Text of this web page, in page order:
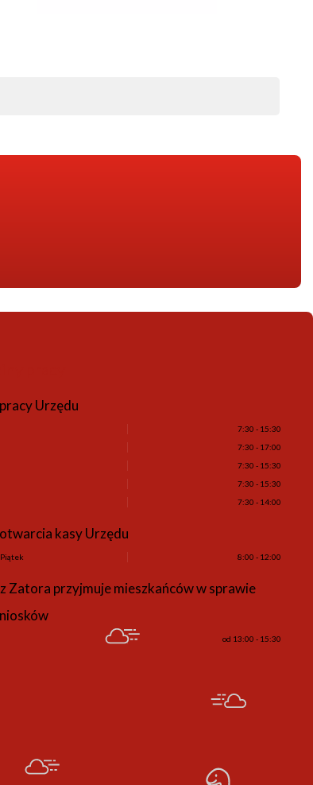
Urzędu
7:30 - 15:30
7:30 - 17:00
7:30 - 15:30
7:30 - 15:30
7:30 - 14:00
kasy Urzędu
8:00 - 12:00
Zatora przyjmuje mieszkańców w sprawie
od 13:00 - 15:30